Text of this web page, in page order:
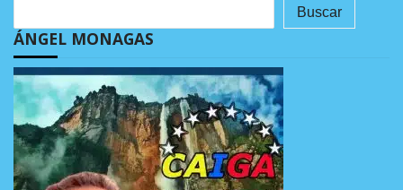
Buscar
ÁNGEL MONAGAS